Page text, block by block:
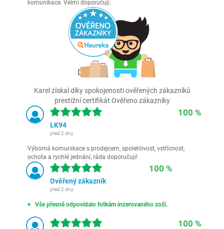
komunikace. Velmi doporučuji.
Karel získal díky spokojenosti ověřených zákazníků
prestižní certifikát Ověřeno zákazníky
100 %
LK94
před 2 dny
Výborná komunikace s prodejcem, spolehlivost, vstřícnost,
ochota a rychlé jednání, ráda doporučuji!
100 %
Ověřený zákazník
před 2 dny
Vše přesně odpovídalo fotkám inzerovaného zoží.
100 %